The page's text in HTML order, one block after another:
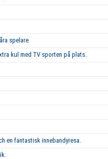
spelare
kul med TV sporten på plats.
en fantastisk innebandyresa.